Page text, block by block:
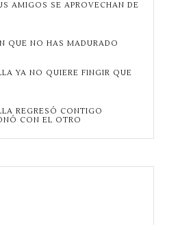
AMIGOS SE APROVECHAN DE
QUE NO HAS MADURADO
YA NO QUIERE FINGIR QUE
REGRESÓ CONTIGO
CON EL OTRO